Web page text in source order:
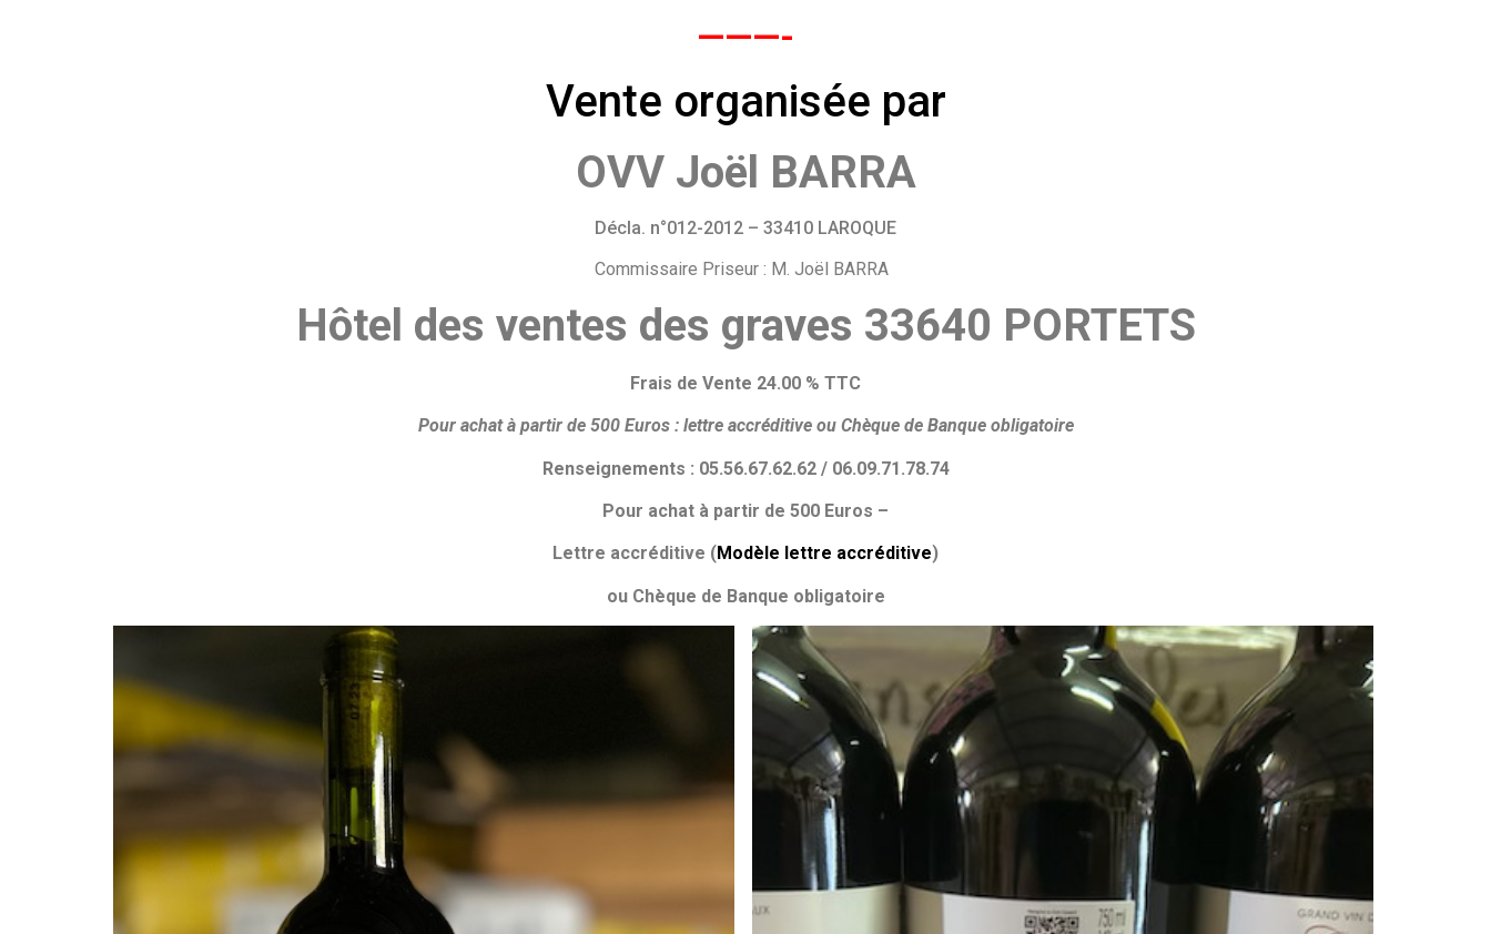
———-
Vente organisée par
OVV Joël BARRA
Décla. n°012-2012 – 33410 LAROQUE
Commissaire Priseur : M. Joël BARRA
Hôtel des ventes des graves 33640 PORTETS
Frais de Vente 24.00 % TTC
Pour achat à partir de 500 Euros : lettre accréditive ou Chèque de Banque obligatoire
Renseignements : 05.56.67.62.62 / 06.09.71.78.74
Pour achat à partir de 500 Euros –
Lettre accréditive (Modèle lettre accréditive)
ou Chèque de Banque obligatoire